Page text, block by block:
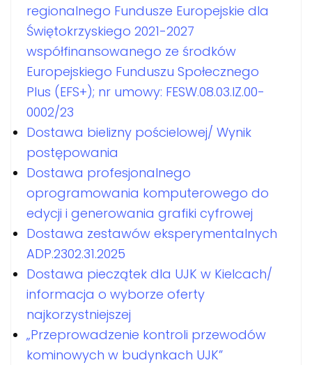
regionalnego Fundusze Europejskie dla
Świętokrzyskiego 2021-2027
współfinansowanego ze środków
Europejskiego Funduszu Społecznego
Plus (EFS+); nr umowy: FESW.08.03.IZ.00-
0002/23
Dostawa bielizny pościelowej/ Wynik
postępowania
Dostawa profesjonalnego
oprogramowania komputerowego do
edycji i generowania grafiki cyfrowej
Dostawa zestawów eksperymentalnych
ADP.2302.31.2025
Dostawa pieczątek dla UJK w Kielcach/
informacja o wyborze oferty
najkorzystniejszej
„Przeprowadzenie kontroli przewodów
kominowych w budynkach UJK”